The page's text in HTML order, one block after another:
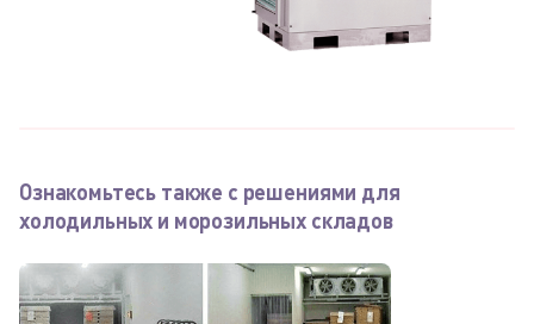
Ознакомьтесь также с решениями для
холодильных и морозильных складов